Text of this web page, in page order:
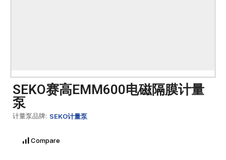
SEKO赛高EMM600电磁隔膜计量
泵
计量泵品牌: SEKO计量泵
Compare